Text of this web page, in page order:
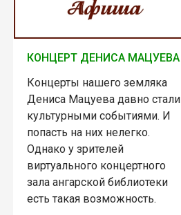
КОНЦЕРТ ДЕНИСА МАЦУЕВА
Концерты нашего земляка
Дениса Мацуева давно стали
культурными событиями. И
попасть на них нелегко.
Однако у зрителей
виртуального концертного
зала ангарской библиотеки
есть такая возможность.